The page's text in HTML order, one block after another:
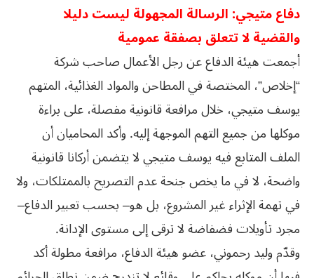
دفاع متيجي: الرسالة المجهولة ليست دليلا
والقضية لا تتعلق بصفقة عمومية
أجمعت هيئة الدفاع عن رجل الأعمال صاحب شركة
“إخلاص”، المختصة في المطاحن والمواد الغذائية، المتهم
يوسف متيجي، خلال مرافعة قانونية مفصلة، على براءة
موكلها من جميع التهم الموجهة إليه. وأكد المحاميان أن
الملف المتابع فيه يوسف متيجي لا يتضمن أركانا قانونية
واضحة، لا في ما يخص جنحة عدم التصريح بالممتلكات، ولا
في تهمة الإثراء غير المشروع، بل هو– بحسب تعبير الدفاع–
مجرد تأويلات فضفاضة لا ترقى إلى مستوى الإدانة.
وقدّم وليد رحموني، عضو هيئة الدفاع، مرافعة مطولة أكد